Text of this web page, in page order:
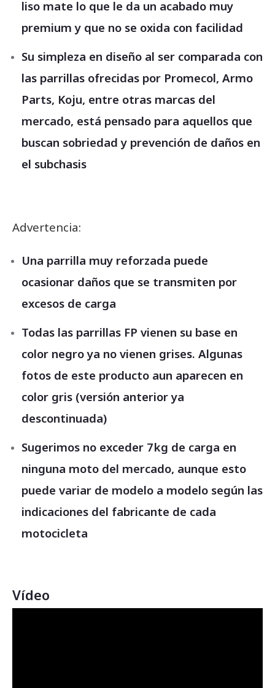
liso mate lo que le da un acabado muy
premium y que no se oxida con facilidad
Su simpleza en diseño al ser comparada con
las parrillas ofrecidas por Promecol, Armo
Parts, Koju, entre otras marcas del
mercado, está pensado para aquellos que
buscan sobriedad y prevención de daños en
el subchasis
Advertencia:
Una parrilla muy reforzada puede
ocasionar daños que se transmiten por
excesos de carga
Todas las parrillas FP vienen su base en
color negro ya no vienen grises. Algunas
fotos de este producto aun aparecen en
color gris (versión anterior ya
descontinuada)
Sugerimos no exceder 7kg de carga en
ninguna moto del mercado, aunque esto
puede variar de modelo a modelo según las
indicaciones del fabricante de cada
motocicleta
Vídeo